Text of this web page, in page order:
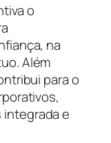
o
na
Além
para o
integrada e